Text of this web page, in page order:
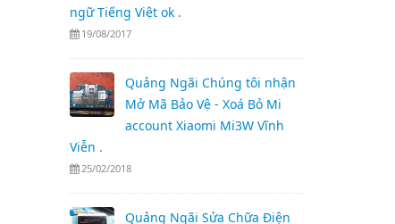
ngữ Tiếng Việt ok .
19/08/2017
Quảng Ngãi Chúng tôi nhận
Mở Mã Bảo Vệ - Xoá Bỏ Mi
account Xiaomi Mi3W Vĩnh
Viễn .
25/02/2018
Quảng Ngãi Sửa Chữa Điện